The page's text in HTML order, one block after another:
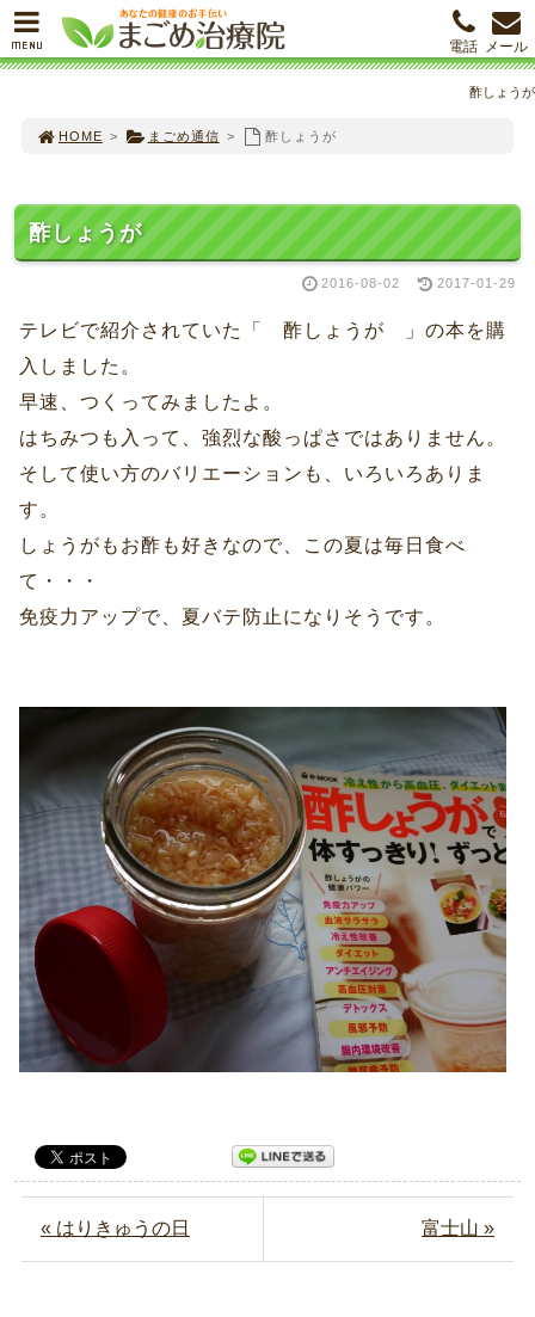
酢しょうが
HOME > まごめ通信 > 酢しょうが
酢しょうが
2016-08-02 2017-01-29
テレビで紹介されていた「 酢しょうが 」の本を購
入しました。
早速、つくってみましたよ。
はちみつも入って、強烈な酸っぱさではありません。
そして使い方のバリエーションも、いろいろありま
す。
しょうがもお酢も好きなので、この夏は毎日食べ
て・・・
免疫力アップで、夏バテ防止になりそうです。
« はりきゅうの日 富士山 »
MENU メール
電話